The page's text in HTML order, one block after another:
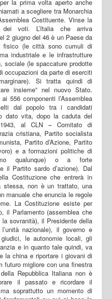
la prima volta aperto anche
a scegliere tra Monarchia
Costituente. Vinse la
voti. L’Italia che arriva
2 giugno del 46 è un Paese da
fisico (le città sono cumuli di
industriale e le infrastrutture
sociale (le spaccature prodotte
occupazioni da parte di eserciti
Si tratta quindi di
insieme” nel nuovo Stato.
556 componenti l’Assemblea
dal popolo tra i candidati
dato vita, dopo la caduta del
al CLN – Comitato di
cristiana, Partito socialista
Partito d’Azione, Partito
e a formazioni politiche di
qualunque) o a forte
il Partito sardo d’azione). Dal
Costituzione che entrerà in
stessa, non è un trattato, una
manuale che enuncia le regole
La Costituzione esiste per
il Parlamento (assemblea che
sovranità), il Presidente della
nazionale), il governo e
le autonomie locali, gli
e in quanto tale quindi, va
la china e riportare i giovani di
futuro migliore con una finestra
Repubblica Italiana non è
il passato e ricordare il
soprattutto un momento di